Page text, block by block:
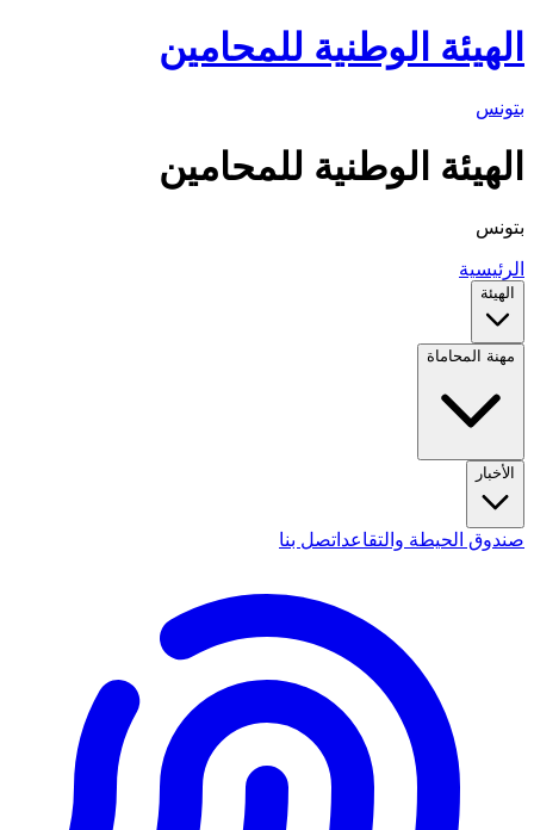
الهيئة الوطنية للمحامين
بتونس
الهيئة الوطنية للمحامين
بتونس
الرئيسية
الهيئة
مهنة المحاماة
الأخبار
صندوق الحيطة والتقاعد اتصل بنا